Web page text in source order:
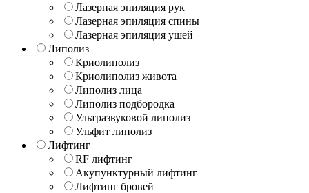
Лазерная эпиляция рук
Лазерная эпиляция спины
Лазерная эпиляция ушей
Липолиз
Криолиполиз
Криолиполиз живота
Липолиз лица
Липолиз подбородка
Ультразвуковой липолиз
Ульфит липолиз
Лифтинг
RF лифтинг
Акупунктурный лифтинг
Лифтинг бровей